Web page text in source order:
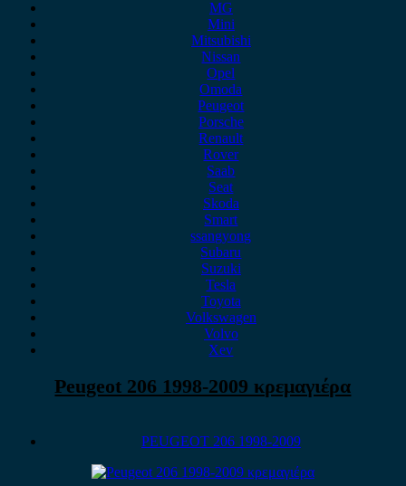
MG
Mini
Mitsubishi
Nissan
Opel
Omoda
Peugeot
Porsche
Renault
Rover
Saab
Seat
Skoda
Smart
ssangyong
Subaru
Suzuki
Tesla
Toyota
Volkswagen
Volvo
Xev
Peugeot 206 1998-2009 κρεμαγιέρα
PEUGEOT 206 1998-2009